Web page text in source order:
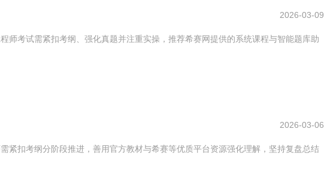
2026-03-09
师考试需紧扣考纲、强化真题并注重实操，推荐希赛网提供的系统课程与智能题库助
2026-03-06
紧扣考纲分阶段推进，善用官方教材与希赛等优质平台资源强化理解，坚持复盘总结